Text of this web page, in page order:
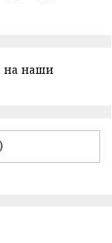
на наши